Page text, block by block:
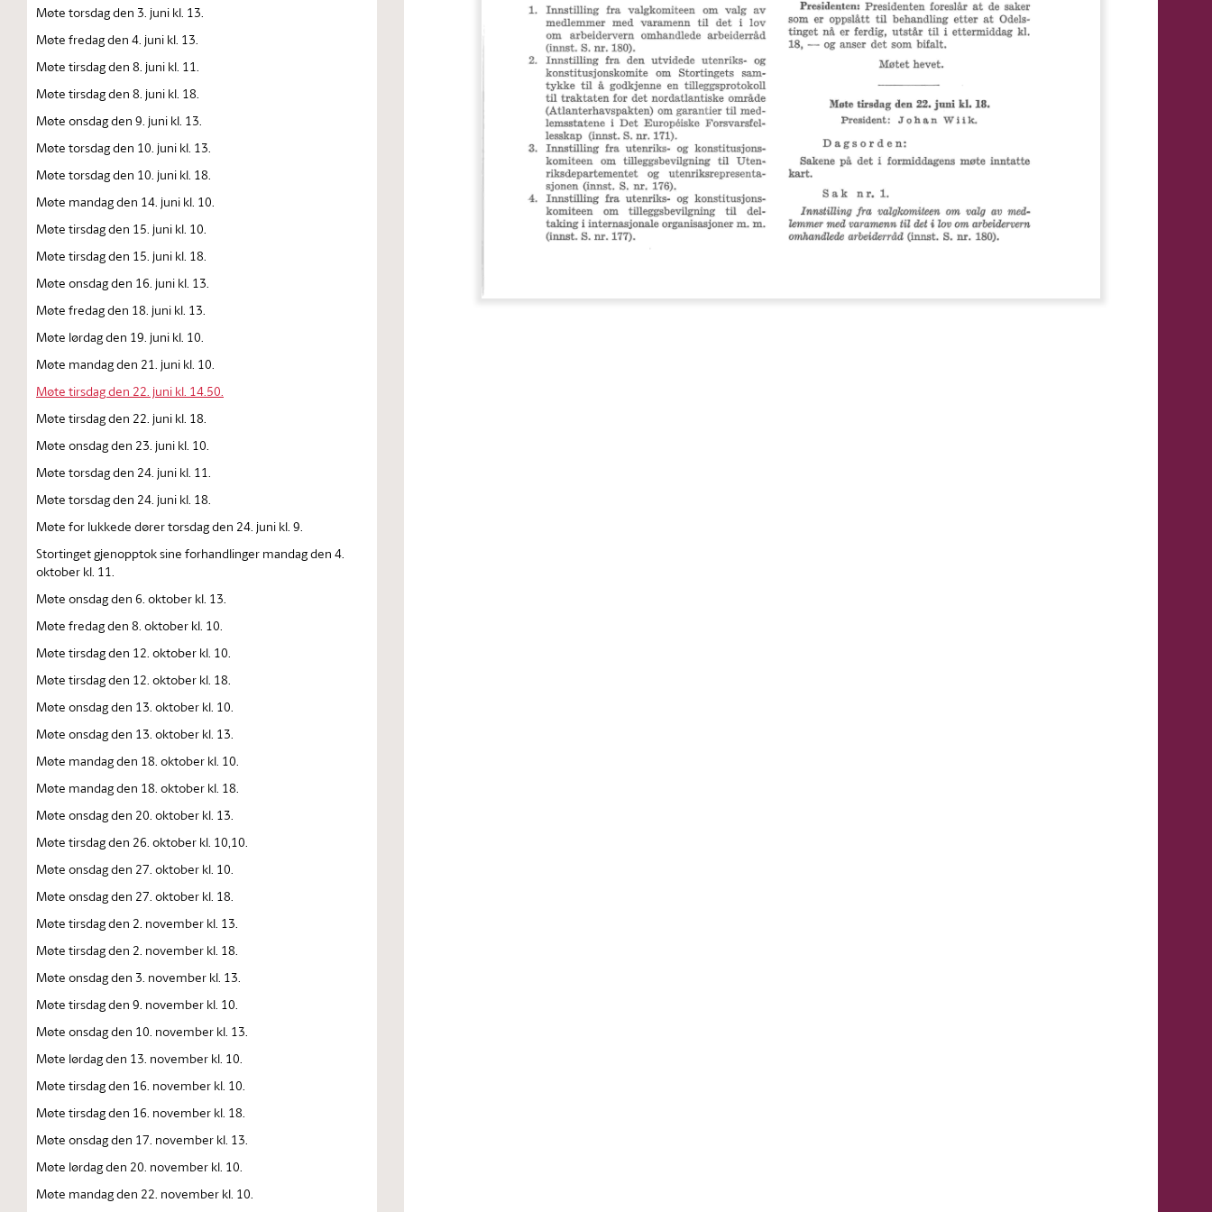
Møte torsdag den 3. juni kl. 13.
Møte fredag den 4. juni kl. 13.
Møte tirsdag den 8. juni kl. 11.
Møte tirsdag den 8. juni kl. 18.
Møte onsdag den 9. juni kl. 13.
Møte torsdag den 10. juni kl. 13.
Møte torsdag den 10. juni kl. 18.
Møte mandag den 14. juni kl. 10.
Møte tirsdag den 15. juni kl. 10.
Møte tirsdag den 15. juni kl. 18.
Møte onsdag den 16. juni kl. 13.
Møte fredag den 18. juni kl. 13.
Møte lørdag den 19. juni kl. 10.
Møte mandag den 21. juni kl. 10.
Møte tirsdag den 22. juni kl. 14.50.
Møte tirsdag den 22. juni kl. 18.
Møte onsdag den 23. juni kl. 10.
Møte torsdag den 24. juni kl. 11.
Møte torsdag den 24. juni kl. 18.
Møte for lukkede dører torsdag den 24. juni kl. 9.
Stortinget gjenopptok sine forhandlinger mandag den 4.
oktober kl. 11.
Møte onsdag den 6. oktober kl. 13.
Møte fredag den 8. oktober kl. 10.
Møte tirsdag den 12. oktober kl. 10.
Møte tirsdag den 12. oktober kl. 18.
Møte onsdag den 13. oktober kl. 10.
Møte onsdag den 13. oktober kl. 13.
Møte mandag den 18. oktober kl. 10.
Møte mandag den 18. oktober kl. 18.
Møte onsdag den 20. oktober kl. 13.
Møte tirsdag den 26. oktober kl. 10,10.
Møte onsdag den 27. oktober kl. 10.
Møte onsdag den 27. oktober kl. 18.
Møte tirsdag den 2. november kl. 13.
Møte tirsdag den 2. november kl. 18.
Møte onsdag den 3. november kl. 13.
Møte tirsdag den 9. november kl. 10.
Møte onsdag den 10. november kl. 13.
Møte lørdag den 13. november kl. 10.
Møte tirsdag den 16. november kl. 10.
Møte tirsdag den 16. november kl. 18.
Møte onsdag den 17. november kl. 13.
Møte lørdag den 20. november kl. 10.
Møte mandag den 22. november kl. 10.